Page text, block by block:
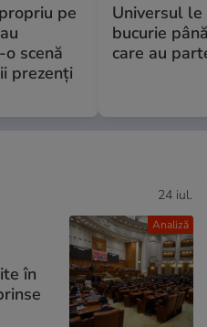
pe
scenă
prezenți
Universul
bucurie
care au
Analiză
24 iul.
în